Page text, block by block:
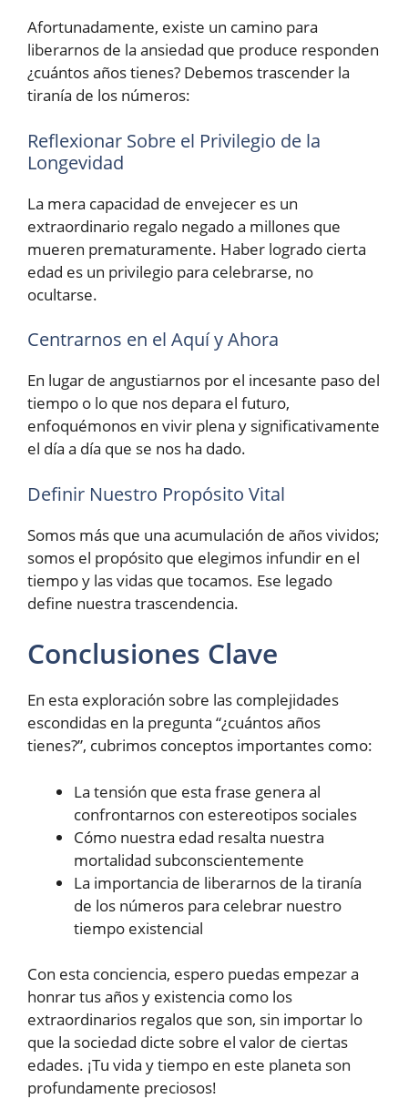
Afortunadamente, existe un camino para
liberarnos de la ansiedad que produce responden
¿cuántos años tienes? Debemos trascender la
tiranía de los números:
Reflexionar Sobre el Privilegio de la
Longevidad
La mera capacidad de envejecer es un
extraordinario regalo negado a millones que
mueren prematuramente. Haber logrado cierta
edad es un privilegio para celebrarse, no
ocultarse.
Centrarnos en el Aquí y Ahora
En lugar de angustiarnos por el incesante paso del
tiempo o lo que nos depara el futuro,
enfoquémonos en vivir plena y significativamente
el día a día que se nos ha dado.
Definir Nuestro Propósito Vital
Somos más que una acumulación de años vividos;
somos el propósito que elegimos infundir en el
tiempo y las vidas que tocamos. Ese legado
define nuestra trascendencia.
Conclusiones Clave
En esta exploración sobre las complejidades
escondidas en la pregunta “¿cuántos años
tienes?”, cubrimos conceptos importantes como:
La tensión que esta frase genera al
confrontarnos con estereotipos sociales
Cómo nuestra edad resalta nuestra
mortalidad subconscientemente
La importancia de liberarnos de la tiranía
de los números para celebrar nuestro
tiempo existencial
Con esta conciencia, espero puedas empezar a
honrar tus años y existencia como los
extraordinarios regalos que son, sin importar lo
que la sociedad dicte sobre el valor de ciertas
edades. ¡Tu vida y tiempo en este planeta son
profundamente preciosos!